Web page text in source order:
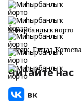
Миһырбанлыҡ йорто
Автор: Гөлназ Ҡотоева
Читайте нас